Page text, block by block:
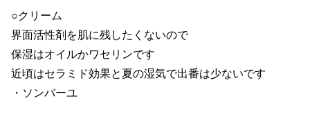
○クリーム
界面活性剤を肌に残したくないので
保湿はオイルかワセリンです
近頃はセラミド効果と夏の湿気で出番は少ないです
・ソンバーユ